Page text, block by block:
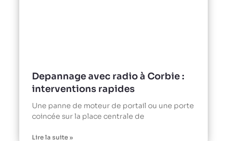
Depannage avec radio à Corbie :
interventions rapides
Une panne de moteur de portail ou une porte
coincée sur la place centrale de
Lire la suite »